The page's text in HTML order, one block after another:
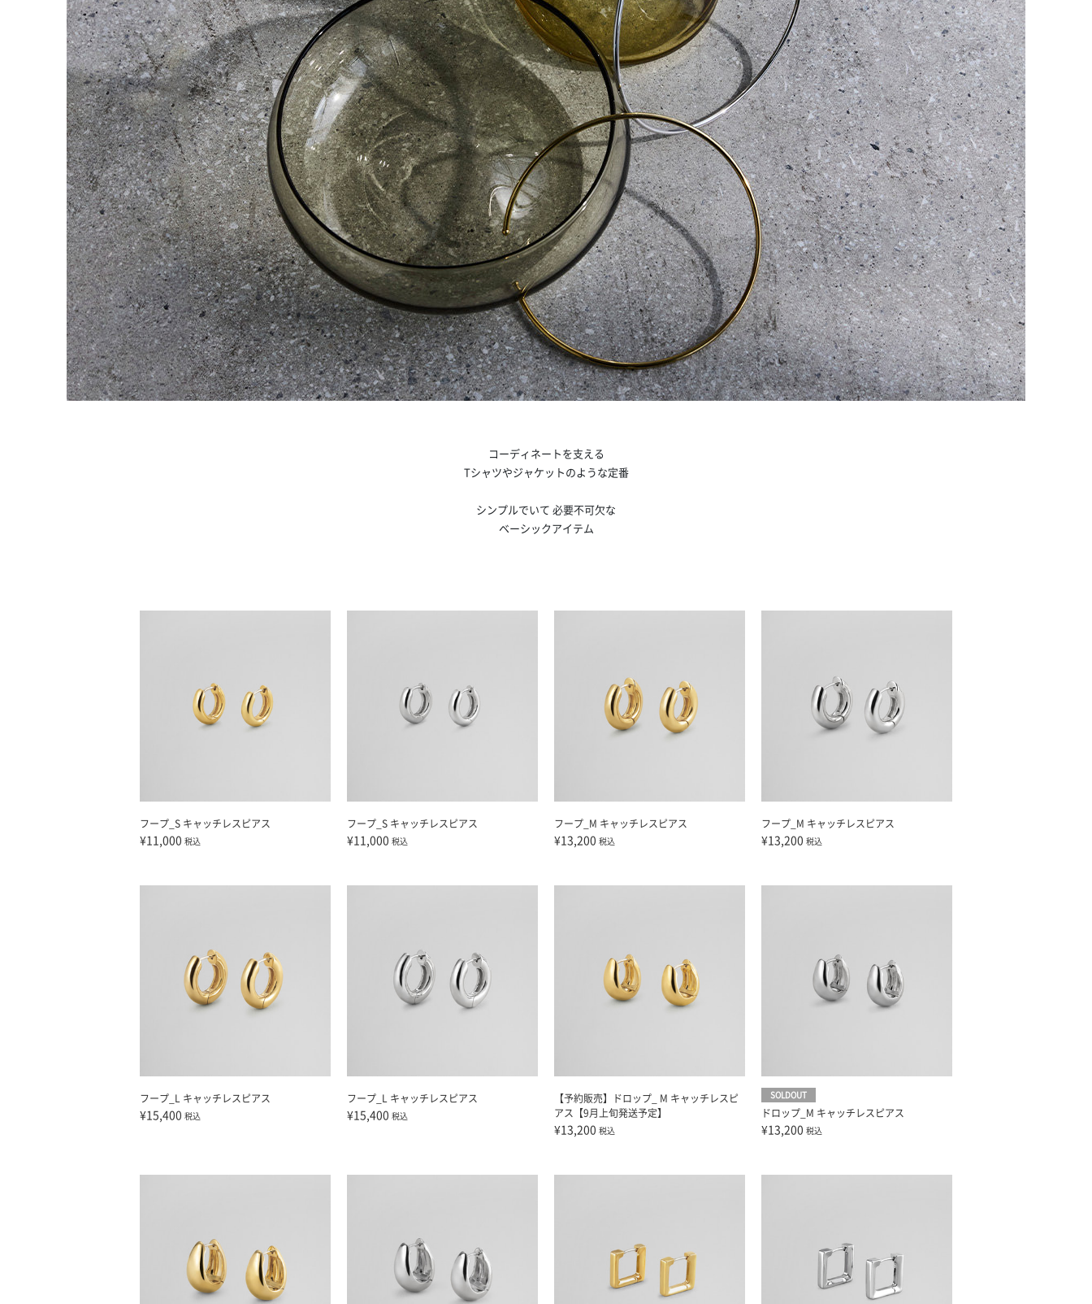
コーディネートを支える
Tシャツやジャケットのような定番
シンプルでいて 必要不可欠な
ベーシックアイテム
フープ_S キャッチレスピアス
¥11,000 税込
フープ_S キャッチレスピアス
¥11,000 税込
フープ_M キャッチレスピアス
¥13,200 税込
フープ_M キャッチレスピアス
¥13,200 税込
フープ_L キャッチレスピアス
¥15,400 税込
フープ_L キャッチレスピアス
¥15,400 税込
【予約販売】ドロップ_ M キャッチレスピ
アス【9月上旬発送予定】
¥13,200 税込
SOLDOUT
ドロップ_M キャッチレスピアス
¥13,200 税込